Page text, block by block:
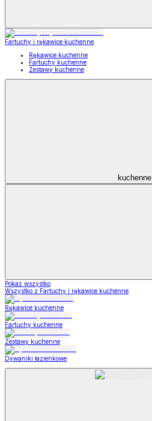
Fartuchy i rękawice kuchenne
Rękawice kuchenne
Fartuchy kuchenne
Zestawy kuchenne
kuchenne
Pokaż wszystko
Wszystko z Fartuchy i rękawice kuchenne
Rękawice kuchenne
Fartuchy kuchenne
Zestawy kuchenne
Dywaniki łazienkowe